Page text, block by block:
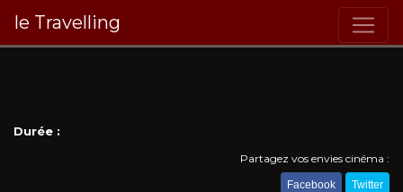
le Travelling
Durée :
Partagez vos envies cinéma :
Facebook Twitter